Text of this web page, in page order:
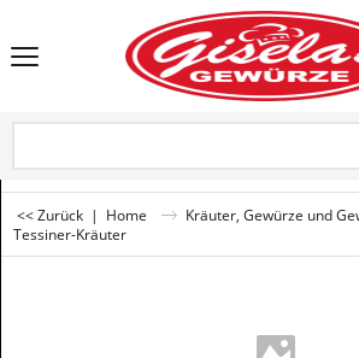
<< Zurück | Home
Kräuter, Gewürze und
Tessiner-Kräuter